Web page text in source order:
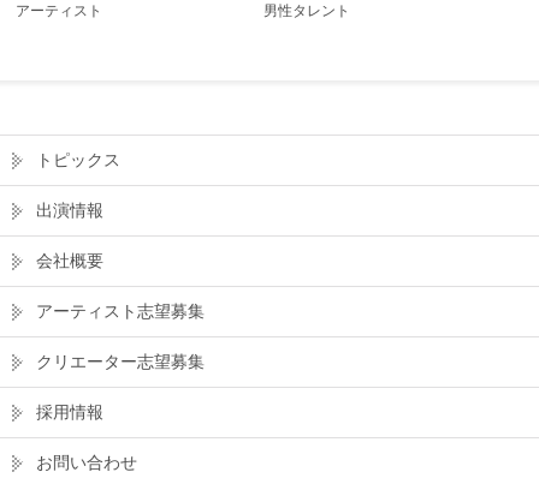
アーティスト 男性タレント
トピックス
出演情報
会社概要
アーティスト志望募集
クリエーター志望募集
採用情報
お問い合わせ